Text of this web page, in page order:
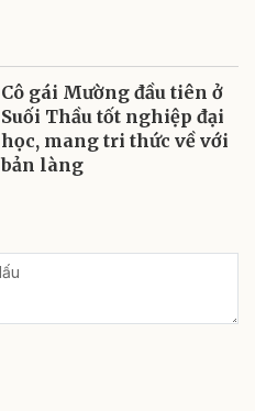
Cô gái Mường đầu tiên ở
Suối Thầu tốt nghiệp đại
học, mang tri thức về với
bản làng